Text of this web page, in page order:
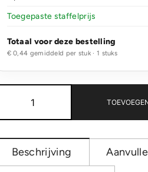
Toegepaste staffelprijs
Totaal voor deze bestelling
€ 0,44 gemiddeld per stuk · 1 stuks
GRS-
transparant
aantal
Beschrijving